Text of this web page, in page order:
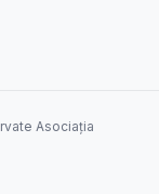
Asociația